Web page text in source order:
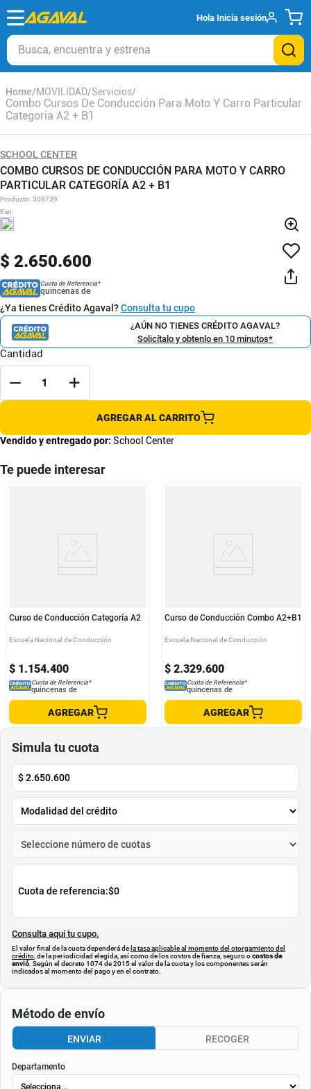
Hola Inicia sesión
Busca, encuentra y estrena
MOVILIDAD Servicios
Combo Cursos De Conducción Para Moto Y Carro Particular
Categoría A2 + B1
SCHOOL CENTER
COMBO CURSOS DE CONDUCCIÓN PARA MOTO Y CARRO
PARTICULAR CATEGORÍA A2 + B1
Producto: 308739
Ean:
$ 2.650.600
Cuota de Referencia*
quincenas de
¿Ya tienes Crédito Agaval?Consulta tu cupo
¿AÚN NO TIENES CRÉDITO AGAVAL?
Solicítalo y obtenlo en 10 minutos*
Cantidad
AGREGAR AL CARRITO
Vendido y entregado por: School Center
Te puede interesar
Curso de Conducción Categoría A2
Escuela Nacional de Conducción
$ 1.154.400
Cuota de Referencia*
quincenas de
AGREGAR
Curso de Conducción Combo A2+B1
Escuela Nacional de Conducción
$ 2.329.600
Cuota de Referencia*
quincenas de
AGREGAR
Simula tu cuota
$2.650.600
Cuota de referencia:$0
Consulta aquí tu cupo.
El valor final de la cuota dependerá de la tasa aplicable al momento del otorgamiento del
crédito , de la periodicidad elegida, así como de los costos de fianza, seguro ocostos de
envió. Según el decreto 1074 de 2015 el valor de la cuota y los componentes serán
indicados al momento del pago y en el contrato.
Método de envío
ENVIAR RECOGER
Departamento